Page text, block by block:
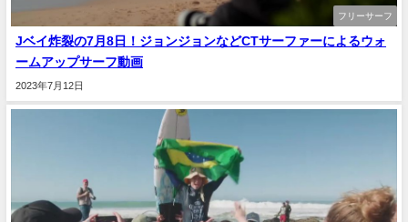
フリーサーフ
Jベイ炸裂の7月8日！ジョンジョンなどCTサーファーによるウォ
ームアップサーフ動画
2023年7月12日